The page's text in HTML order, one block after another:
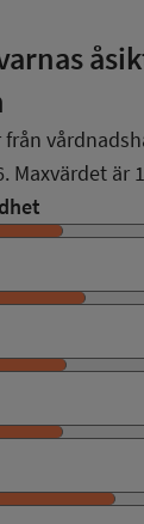
från
. Maxvärdet är